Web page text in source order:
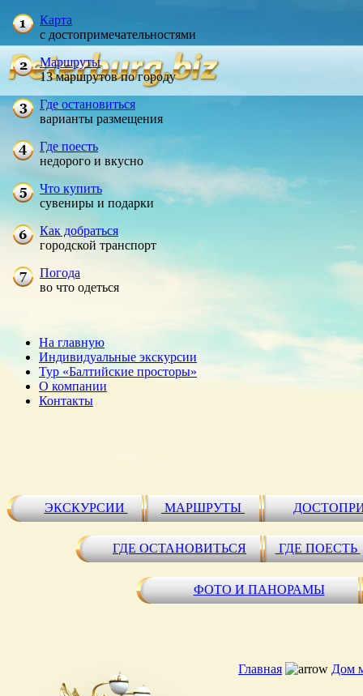
Карта
с достопримечательностями
Маршруты
13 маршрутов по городу
Где остановиться
варианты размещения
Где поесть
недорого и вкусно
Что купить
сувениры и подарки
Как добраться
городской транспорт
Погода
во что одеться
На главную
Индивидуальные экскурсии
Тур «Балтийские просторы»
О компании
Контакты
ЭКСКУРСИИ МАРШРУТЫ
ГДЕ ОСТАНОВИТЬСЯ ГДЕ ПОЕСТЬ
ФОТО И ПАНОРАМЫ
Главная Дом